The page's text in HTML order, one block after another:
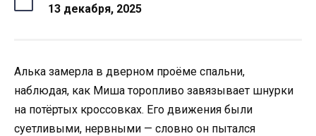
13 декабря, 2025
Алька замерла в дверном проёме спальни,
наблюдая, как Миша торопливо завязывает шнурки
на потёртых кроссовках. Его движения были
суетливыми, нервными — словно он пытался